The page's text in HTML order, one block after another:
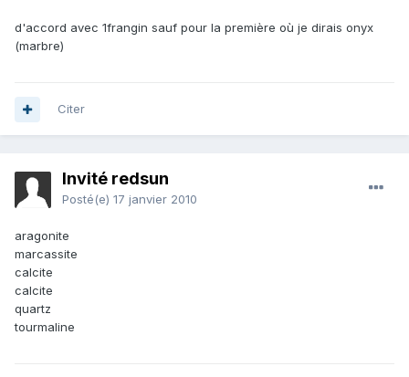
d'accord avec 1frangin sauf pour la première où je dirais onyx
(marbre)
Citer
Invité redsun
Posté(e) 17 janvier 2010
aragonite
marcassite
calcite
calcite
quartz
tourmaline